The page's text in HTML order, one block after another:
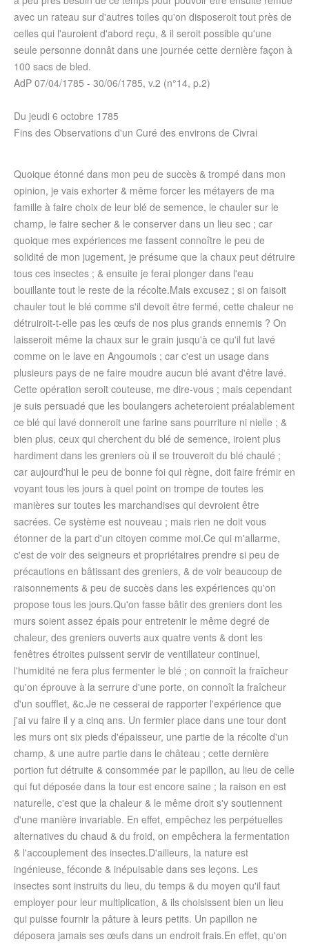
avec un rateau sur d'autres toiles qu'on disposeroit tout près de
celles qui l'auroient d'abord reçu, & il seroit possible qu'une
seule personne donnât dans une journée cette dernière façon à
100 sacs de bled.
AdP 07/04/1785 - 30/06/1785, v.2 (n°14, p.2)
Du jeudi 6 octobre 1785
Fins des Observations d'un Curé des environs de Civrai
Quoique étonné dans mon peu de succès & trompé dans mon
opinion, je vais exhorter & même forcer les métayers de ma
famille à faire choix de leur blé de semence, le chauler sur le
champ, le faire secher & le conserver dans un lieu sec ; car
quoique mes expériences me fassent connoître le peu de
solidité de mon jugement, je présume que la chaux peut détruire
tous ces insectes ; & ensuite je ferai plonger dans l'eau
bouillante tout le reste de la récolte.Mais excusez ; si on faisoit
chauler tout le blé comme s'il devoit être fermé, cette chaleur ne
détruiroit-t-elle pas les œufs de nos plus grands ennemis ? On
laisseroit même la chaux sur le grain jusqu'à ce qu'il fut lavé
comme on le lave en Angoumois ; car c'est un usage dans
plusieurs pays de ne faire moudre aucun blé avant d'être lavé.
Cette opération seroit couteuse, me dire-vous ; mais cependant
je suis persuadé que les boulangers acheteroient préalablement
ce blé qui lavé donneroit une farine sans pourriture ni nielle ; &
bien plus, ceux qui cherchent du blé de semence, iroient plus
hardiment dans les greniers où il se trouveroit du blé chaulé ;
car aujourd'hui le peu de bonne foi qui règne, doit faire frémir en
voyant tous les jours à quel point on trompe de toutes les
manières sur toutes les marchandises qui devroient être
sacrées. Ce système est nouveau ; mais rien ne doit vous
étonner de la part d'un citoyen comme moi.Ce qui m'allarme,
c'est de voir des seigneurs et propriétaires prendre si peu de
précautions en bâtissant des greniers, & de voir beaucoup de
raisonnements & peu de succès dans les expériences qu'on
propose tous les jours.Qu'on fasse bâtir des greniers dont les
murs soient assez épais pour entretenir le même degré de
chaleur, des greniers ouverts aux quatre vents & dont les
fenêtres étroites puissent servir de ventillateur continuel,
l'humidité ne fera plus fermenter le blé ; on connoît la fraîcheur
qu'on éprouve à la serrure d'une porte, on connoît la fraîcheur
d'un soufflet, &c.Je ne cesserai de rapporter l'expérience que
j'ai vu faire il y a cinq ans. Un fermier place dans une tour dont
les murs ont six pieds d'épaisseur, une partie de la récolte d'un
champ, & une autre partie dans le château ; cette dernière
portion fut détruite & consommée par le papillon, au lieu de celle
qui fut déposée dans la tour est encore saine ; la raison en est
naturelle, c'est que la chaleur & le même droit s'y soutiennent
d'une manière invariable. En effet, empêchez les perpétuelles
alternatives du chaud & du froid, on empêchera la fermentation
& l'accouplement des insectes.D'ailleurs, la nature est
ingénieuse, féconde & inépuisable dans ses leçons. Les
insectes sont instruits du lieu, du temps & du moyen qu'il faut
employer pour leur multiplication, & ils choisissent bien un lieu
qui puisse fournir la pâture à leurs petits. Un papillon ne
déposera jamais ses œufs dans un endroit frais.En effet, qu'on